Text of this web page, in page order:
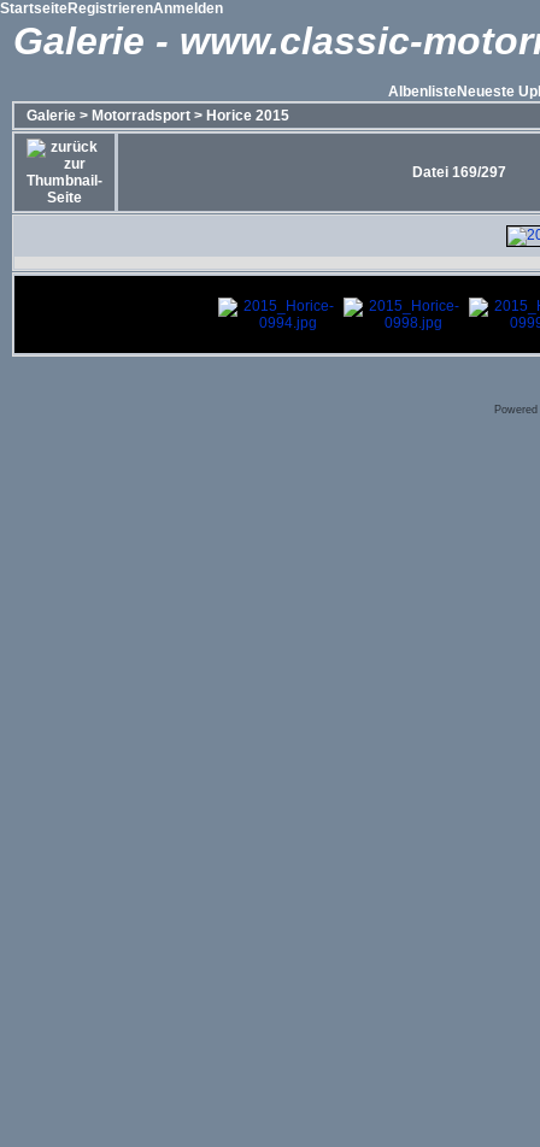
StartseiteRegistrierenAnmelden
Galerie - www.classic-
AlbenlisteNeueste
Galerie > Motorradsport > Horice 2015
Datei 169/297